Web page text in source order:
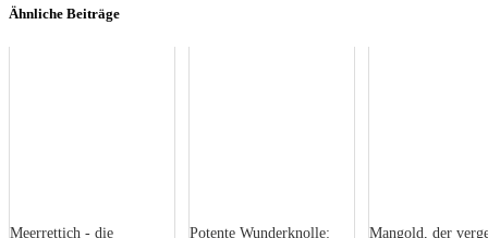
Ähnliche Beiträge
Meerrettich - die
Potente Wunderknolle:
Mangold, der